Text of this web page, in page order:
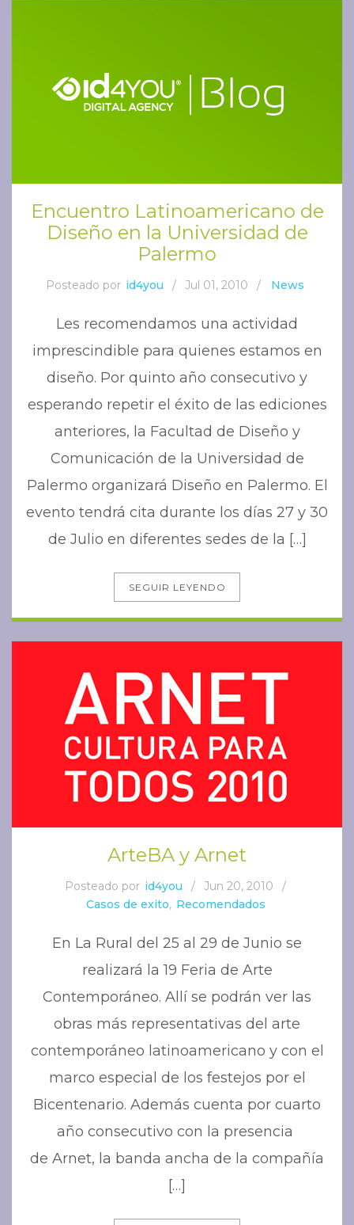
Encuentro Latinoamericano de
Diseño en la Universidad de
Palermo
Posteado por id4you / Jul 01, 2010 / News
Les recomendamos una actividad
imprescindible para quienes estamos en
diseño. Por quinto año consecutivo y
esperando repetir el éxito de las ediciones
anteriores, la Facultad de Diseño y
Comunicación de la Universidad de
Palermo organizará Diseño en Palermo. El
evento tendrá cita durante los días 27 y 30
de Julio en diferentes sedes de la […]
SEGUIR LEYENDO
ArteBA y Arnet
Posteado por id4you / Jun 20, 2010
/
Casos de exito, Recomendados
En La Rural del 25 al 29 de Junio se
realizará la 19 Feria de Arte
Contemporáneo. Allí se podrán ver las
obras más representativas del arte
contemporáneo latinoamericano y con el
marco especial de los festejos por el
Bicentenario. Además cuenta por cuarto
año consecutivo con la presencia
de Arnet, la banda ancha de la compañía
[…]